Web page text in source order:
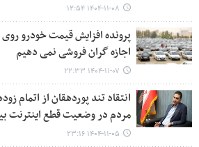
۱۴۰۴-۱۱-۰۸ ۱۲:۵۴
پرونده افزایش قیمت خودرو
اجازه گران فروشی نمی دهیم
۱۴۰۴-۱۱-۰۷ ۲۲:۳۳
انتقاد تند پوردهقان از اتمام
مردم در وضعیت قطع اینترنت
۱۴۰۴-۱۱-۰۵ ۲۳:۱۶